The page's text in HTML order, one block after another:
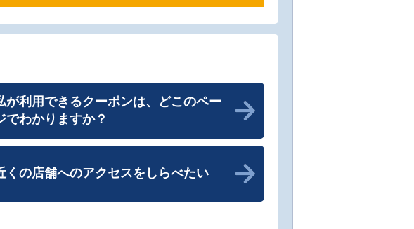
が利用できるクーポンは、どこのペー
でわかりますか？
くの店舗へのアクセスをしらべたい